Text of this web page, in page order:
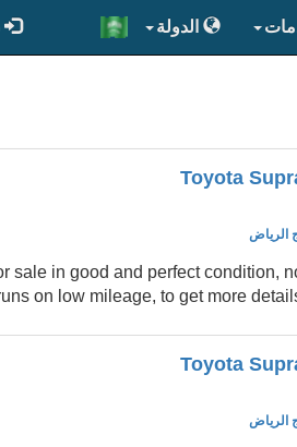
الدولة
الرياض
sale in good and perfect condition,
on low mileage, to get more
الرياض